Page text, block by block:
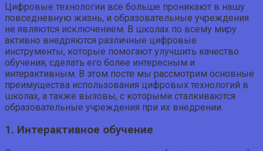
Цифровые технологии все больше проникают в нашу
повседневную жизнь, и образовательные учреждения
не являются исключением. В школах по всему миру
активно внедряются различные цифровые
инструменты, которые помогают улучшить качество
обучения, сделать его более интересным и
интерактивным. В этом посте мы рассмотрим основные
преимущества использования цифровых технологий в
школах, а также вызовы, с которыми сталкиваются
образовательные учреждения при их внедрении.
1. Интерактивное обучение